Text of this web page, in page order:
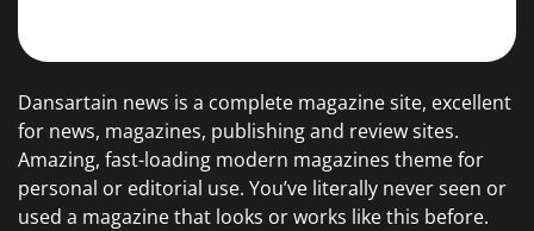
Dansartain news is a complete magazine site, excellent
for news, magazines, publishing and review sites.
Amazing, fast-loading modern magazines theme for
personal or editorial use. You’ve literally never seen or
used a magazine that looks or works like this before.